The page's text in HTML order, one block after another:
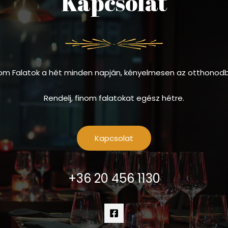
Falatok a hét minden napján, kényelmesen az
Rendelj, finom falatokat egész hétre.
Kapcsolat
+36 20 456 1130